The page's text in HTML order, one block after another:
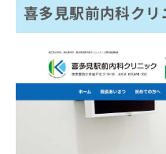
喜多見駅前内科クリ